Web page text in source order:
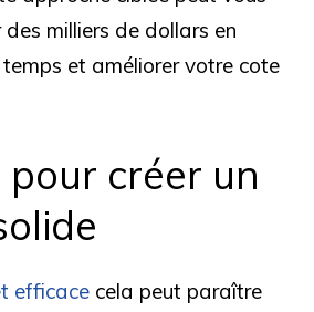
milliers de dollars en
et améliorer votre cote
pour créer un
efficace cela peut paraître